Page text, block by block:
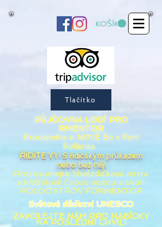
KOŠÍK
Tlačítko
PŮJČOVNA LODÍ PRO
RMENTOR
Pronajměte si NOVÉ Bo v Port
Pollensa
ŘÍDÍTE VY! S řidičským průkazem
nebo bez něj!
Prozkoumejte 5hvězdičková místa
s křišťálově čistou vodou v okolí
POLOOSTROV FORMENTOR
Světové dědictví UNESCO
ZAVOLEJTE NÁM PRO NABÍDKY
NA POSLEDNÍ CHVÍLI